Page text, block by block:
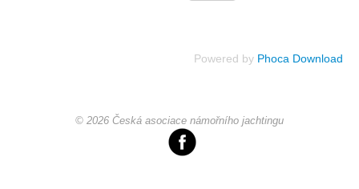
Powered by Phoca Download
© 2026 Česká asociace námořního jachtingu